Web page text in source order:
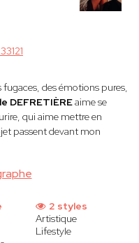
des émotions pures,
DEFRETIÈREaime se
qui aime mettre en
passent devant mon
2 styles
Artistique
Lifestyle